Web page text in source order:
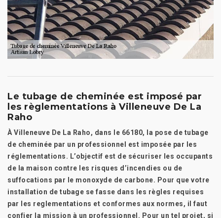
Le tubage de cheminée est imposé par
les règlementations à Villeneuve De La
Raho
À Villeneuve De La Raho, dans le 66180, la pose de tubage
de cheminée par un professionnel est imposée par les
réglementations. L’objectif est de sécuriser les occupants
de la maison contre les risques d’incendies ou de
suffocations par le monoxyde de carbone. Pour que votre
installation de tubage se fasse dans les règles requises
par les reglementations et conformes aux normes, il faut
confier la mission à un professionnel. Pour un tel projet, si